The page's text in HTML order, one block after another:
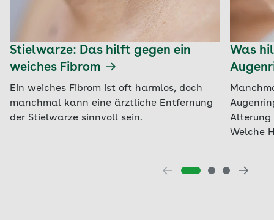
Stielwarze: Das hilft gegen ein
weiches Fibrom
Ein weiches Fibrom ist oft harmlos, doch
manchmal kann eine ärztliche Entfernung
der Stielwarze sinnvoll sein.
Was
Alterung
Welche